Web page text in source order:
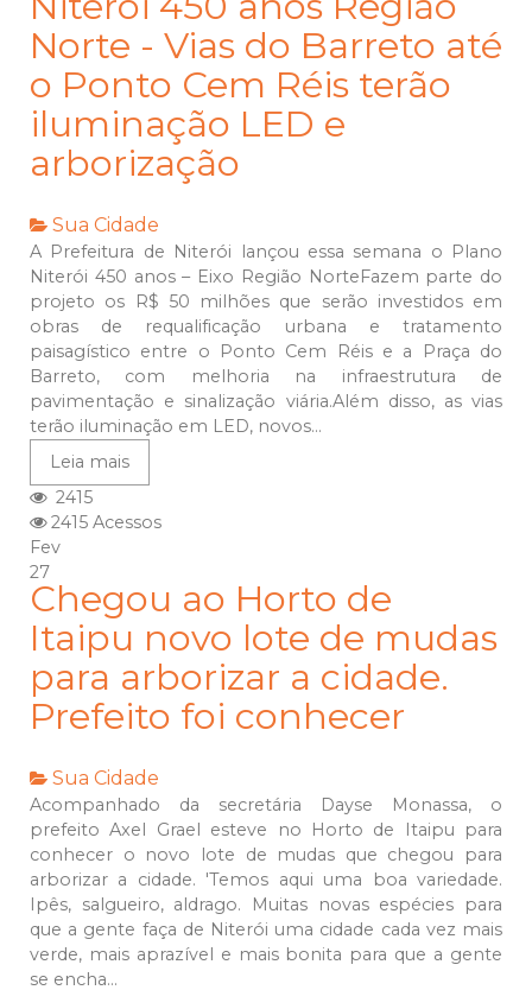
Norte - Vias do Barreto até
o Ponto Cem Réis terão
iluminação LED e
arborização
Sua Cidade
A Prefeitura de Niterói lançou essa semana o Plano
Niterói 450 anos – Eixo Região NorteFazem parte do
projeto os R$ 50 milhões que serão investidos em
obras de requalificação urbana e tratamento
paisagístico entre o Ponto Cem Réis e a Praça do
Barreto, com melhoria na infraestrutura de
pavimentação e sinalização viária.Além disso, as vias
terão iluminação em LED, novos...
Leia mais
2415
2415 Acessos
Fev
27
Chegou ao Horto de
Itaipu novo lote de mudas
para arborizar a cidade.
Prefeito foi conhecer
Sua Cidade
Acompanhado da secretária Dayse Monassa, o
prefeito Axel Grael esteve no Horto de Itaipu para
conhecer o novo lote de mudas que chegou para
arborizar a cidade. 'Temos aqui uma boa variedade.
Ipês, salgueiro, aldrago. Muitas novas espécies para
que a gente faça de Niterói uma cidade cada vez mais
verde, mais aprazível e mais bonita para que a gente
se encha...